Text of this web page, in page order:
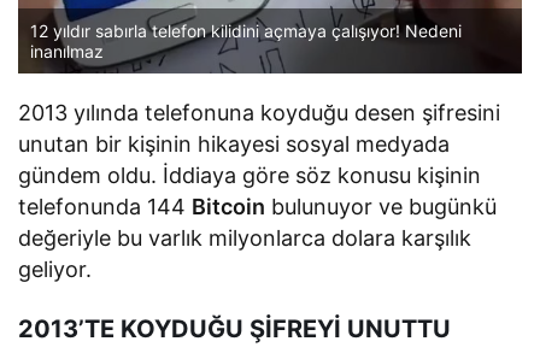
12 yıldır sabırla telefon kilidini açmaya çalışıyor! Nedeni
inanılmaz
2013 yılında telefonuna koyduğu desen şifresini
unutan bir kişinin hikayesi sosyal medyada
gündem oldu. İddiaya göre söz konusu kişinin
telefonunda 144 Bitcoin bulunuyor ve bugünkü
değeriyle bu varlık milyonlarca dolara karşılık
geliyor.
2013’TE KOYDUĞU ŞİFREYİ UNUTTU